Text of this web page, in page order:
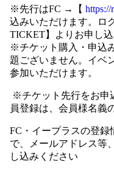
※先行はFC →【 https://
込みいただけます。ロ
TICKET】よりお申し込
※チケット購入・申込
題ございません。イベ
参加いただけます。
※チケット先行をお申
員登録は、会員様名義
FC・イープラスの登
で、メールアドレス等
し込みください